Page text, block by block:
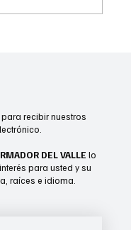
para recibir nuestros
DEL VALLE lo
para usted y su
raíces e idioma.